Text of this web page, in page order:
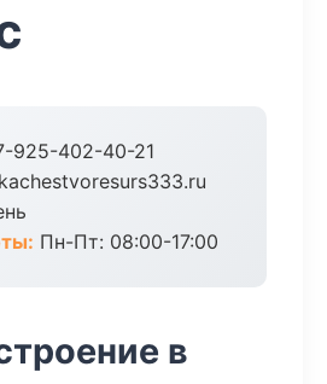
925-402-40-21
Пн-Пт: 08:00-17:00
в